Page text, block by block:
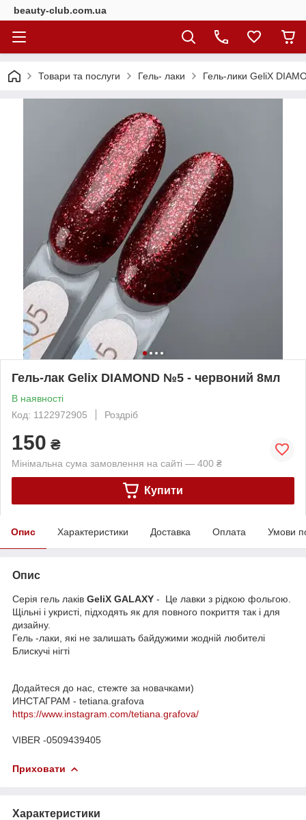
beauty-club.com.ua
Товари та послуги Гель- лаки Гель-лики GeliX
Гель-лак Gelix DIAMOND №5 - червоний 8мл
В наявності
Код: 1122972905
Роздріб
150 ₴
Мінімальна сума замовлення на сайті — 400 ₴
Купити
Опис Характеристики Доставка Оплата Умови
Опис
Серія гель лаків GeliX GALAXY - Це лавки з рідкою фольгою.
Щільні і укристі, підходять як для повного покриття так і для
дизайну.
Гель -лаки, які не залишать байдужими жодній любителі
Блискучі нігті
Додайтеся до нас, стежте за новачками)
ИНСТАГРАМ - tetiana.grafova
https://www.instagram.com/tetiana.grafova/
VIBER -0509439405
Приховати
Характеристики